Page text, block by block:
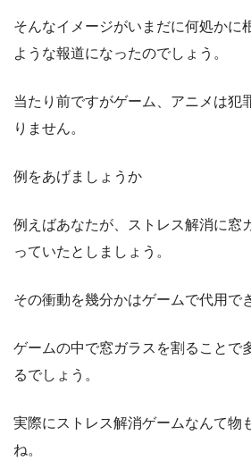
そんなイメージがいまだに何処かに
ような報道になったのでしょう。
当たり前ですがゲーム、アニメは犯
りません。
例をあげましょうか
例えばあなたが、ストレス解消に窓
っていたとしましょう。
その衝動を幾分かはゲームで代用で
ゲームの中で窓ガラスを割ることで
るでしょう。
実際にストレス解消ゲームなんて物
ね。